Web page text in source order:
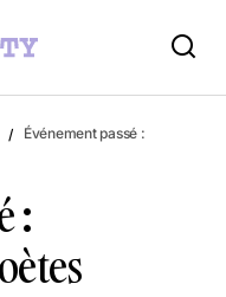
des poètes
Événement passé :
: